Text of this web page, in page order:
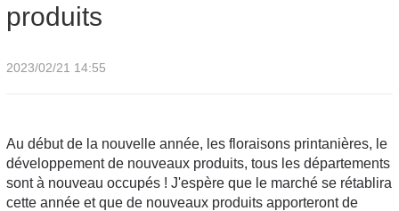
produits
2023/02/21 14:55
Au début de la nouvelle année, les floraisons printanières, le
développement de nouveaux produits, tous les départements
sont à nouveau occupés ! J'espère que le marché se rétablira
cette année et que de nouveaux produits apporteront de